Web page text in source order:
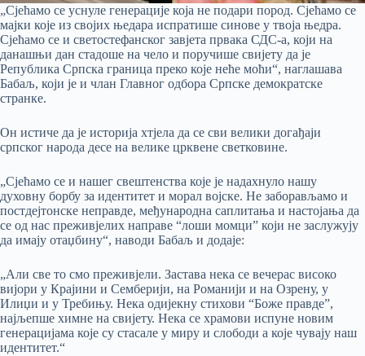
„Сјећамо се уснуле генерације која не подари пород. Сјећамо се
мајки које из својих њедара испратише синове у твоја њедра.
Сјећамо се и светостефанског завјета првака СДС-а, који на
данашњи дан стадоше на чело и поручише свијету да је
Република Српска граница преко које неће моћи“, наглашава
Бабаљ, који је и члан Главног одбора Српске демократске
странке.
Он истиче да је историја хтјела да се сви велики догађаји
српског народа десе на велике црквене светковине.
„Сјећамо се и нашег свештенства које је надахнуло нашу
духовну борбу за идентитет и морал војске. Не заборављамо и
постдејтонске неправде, међународна саплитања и настојања да
се од нас преживјелих направе “лоши момци” који не заслужују
да имају отаџбину“, наводи Бабаљ и додаје:
„Али све то смо преживјели. Застава нека се вечерас високо
вијори у Крајини и Семберији, на Романији и на Озрену, у
Илиџи и у Требињу. Нека одијекну стихови “Боже правде”,
најљепше химне на свијету. Нека се храмови испуне новим
генерацијама које су стасале у миру и слободи а које чувају наш
идентитет.“